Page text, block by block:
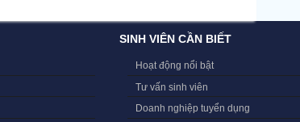
SINH VIÊN CẦN BIẾT
Hoạt động nổi bật
Tư vấn sinh viên
Doanh nghiệp tuyển dụng